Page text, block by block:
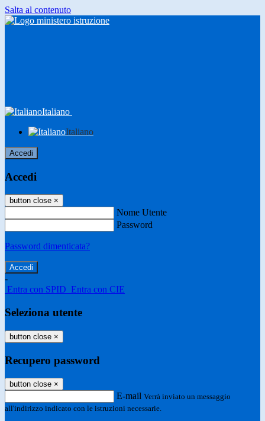
Salta al contenuto
Italiano
Italiano
Accedi
Accedi
button close ×
Nome Utente
Password
Password dimenticata?
-
Entra con SPID Entra con CIE
Seleziona utente
button close ×
Recupero password
button close ×
E-mail Verrà inviato un messaggio
all'indirizzo indicato con le istruzioni necessarie.